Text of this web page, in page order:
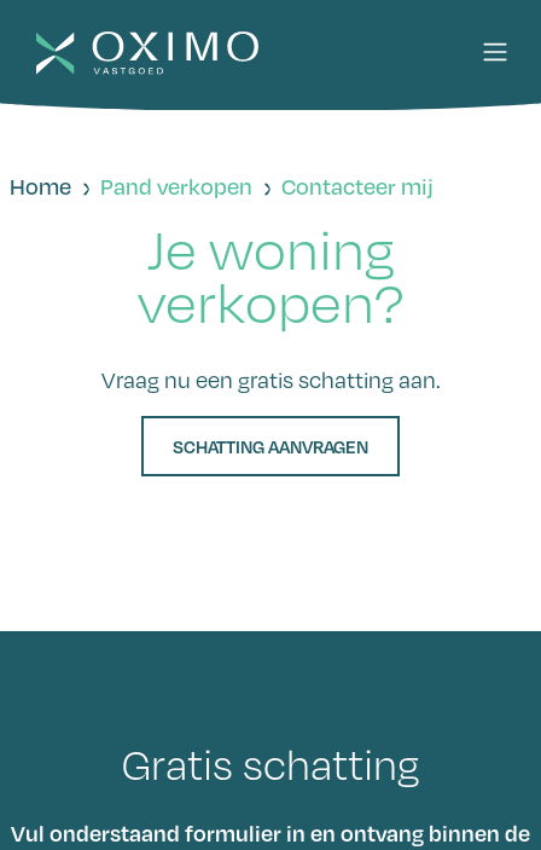
Home Pand verkopen Contacteer mij
Je woning
verkopen?
Vraag nu een gratis schatting aan.
SCHATTING AANVRAGEN
Gratis schatting
Vul onderstaand formulier in en ontvang binnen de